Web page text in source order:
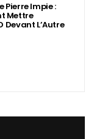
Pierre Impie :
Mettre
Devant L’Autre